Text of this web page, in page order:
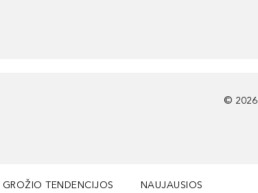
© 2026
GROŽIO TENDENCIJOS
NAUJAUSIOS